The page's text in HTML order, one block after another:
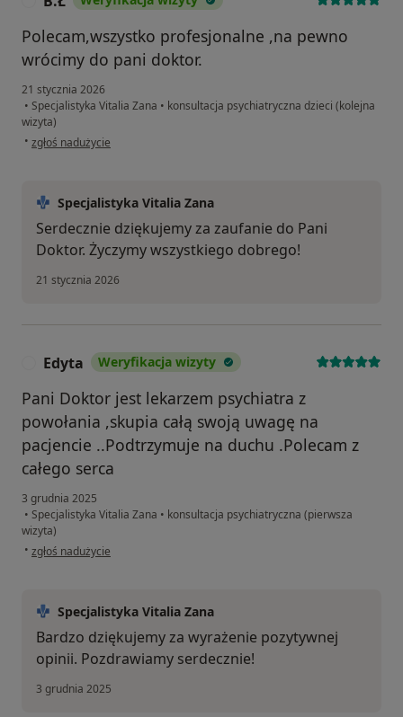
Polecam,wszystko profesjonalne ,na pewno
wrócimy do pani doktor.
21 stycznia 2026
• Specjalistyka Vitalia Zana • konsultacja psychiatryczna dzieci (kolejna
wizyta)
• w opinii użytkownika B.Ł
zgłoś nadużycie
Specjalistyka Vitalia Zana
Serdecznie dziękujemy za zaufanie do Pani
Doktor. Życzymy wszystkiego dobrego!
21 stycznia 2026
Edyta Weryfikacja wizyty
Pani Doktor jest lekarzem psychiatra z
powołania ,skupia całą swoją uwagę na
pacjencie ..Podtrzymuje na duchu .Polecam z
całego serca
3 grudnia 2025
• Specjalistyka Vitalia Zana • konsultacja psychiatryczna (pierwsza
wizyta)
• w opinii użytkownika Edyta
zgłoś nadużycie
Specjalistyka Vitalia Zana
Bardzo dziękujemy za wyrażenie pozytywnej
opinii. Pozdrawiamy serdecznie!
3 grudnia 2025